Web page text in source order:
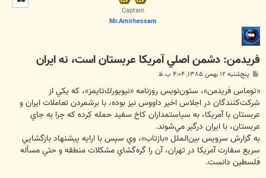
Captain
Mr.Amirhessam
فريدمن: دشمن اصلي آمريكا عربستان است، نه ايران
س
ت
پنج‌شنبه ۱۲ بهمن ۱۳۸۵, ۴:۰۴ ب.ظ
«توماس فريدمن»، ستون‌نويس روزنامه «نيويورك‌تايمز»، كه يكي از
شركت‌كنندگان در اجلاس اخير داووس نيز بوده، با برشمردن تعاملات ايران و
عربستان با آمريكا، به سياستمداران كاخ سفيد حمله كرده كه چرا به جاي
عربستان، با ايران درگير مي‌شوند.
به گزارش سرويس بين‌الملل «بازتاب»، وي سپس با ارايه پيشنهاد بازگشايي
سريع سفارت آمريكا در تهران، آن را گره‌گشاي مشكلات منطقه و حتي مسأله
فلسطين دانست.